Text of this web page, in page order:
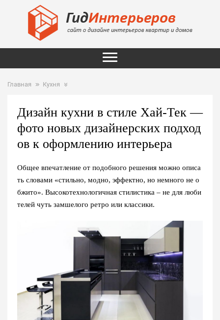
Главная Кухня
Дизайн кухни в стиле Хай-Тек —
фото новых дизайнерских подход
ов к оформлению интерьера
Общее впечатление от подобного решения можно описа
ть словами «стильно, модно, эффектно, но немного не о
бжито». Высокотехнологичная стилистика – не для люби
телей чуть замшелого ретро или классики.